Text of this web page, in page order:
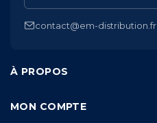
À PROPOS
MON COMPTE
contact@em-distribution.fr